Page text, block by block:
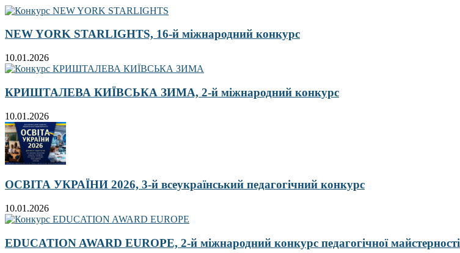
NEW YORK STARLIGHTS, 16-й міжнародний конкурс
10.01.2026
КРИШТАЛЕВА КИЇВСЬКА ЗИМА, 2-й міжнародний конкурс
10.01.2026
ОСВІТА УКРАЇНИ 2026, 3-й всеукраїнський педагогічний конкурс
10.01.2026
EDUCATION AWARD EUROPE, 2-й міжнародний конкурс педагогічної майстерності